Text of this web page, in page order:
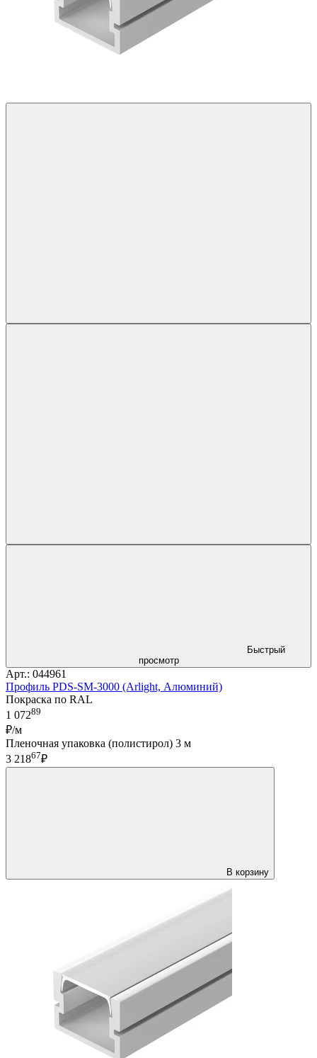
Быстрый
просмотр
Арт.: 044961
Профиль PDS-SM-3000 (Arlight, Алюминий)
Покраска по RAL
1 07289
₽/м
Пленочная упаковка (полистирол) 3 м
3 21867₽
В корзину